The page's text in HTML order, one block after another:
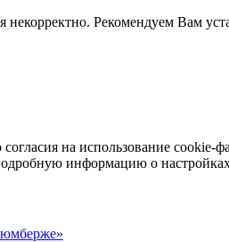
некорректно. Рекомендуем Вам
на использование cookie-
информацию о